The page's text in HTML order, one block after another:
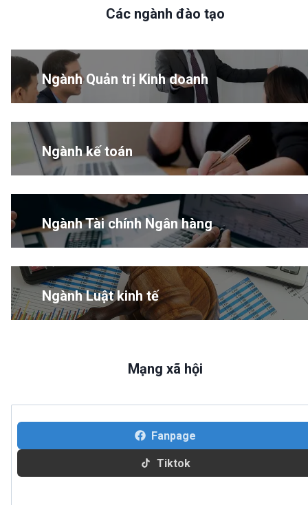
Các ngành đào tạo
Ngành Quản trị Kinh doanh
Ngành kế toán
Ngành Tài chính Ngân hàng
Ngành Luật kinh tế
Mạng xã hội
Fanpage
Tiktok